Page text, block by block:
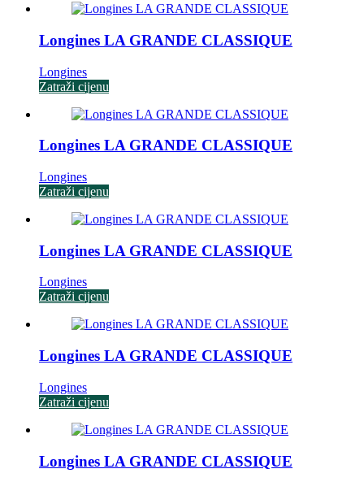
Longines LA GRANDE CLASSIQUE
Longines
Zatraži cijenu
Longines LA GRANDE CLASSIQUE
Longines
Zatraži cijenu
Longines LA GRANDE CLASSIQUE
Longines
Zatraži cijenu
Longines LA GRANDE CLASSIQUE
Longines
Zatraži cijenu
Longines LA GRANDE CLASSIQUE